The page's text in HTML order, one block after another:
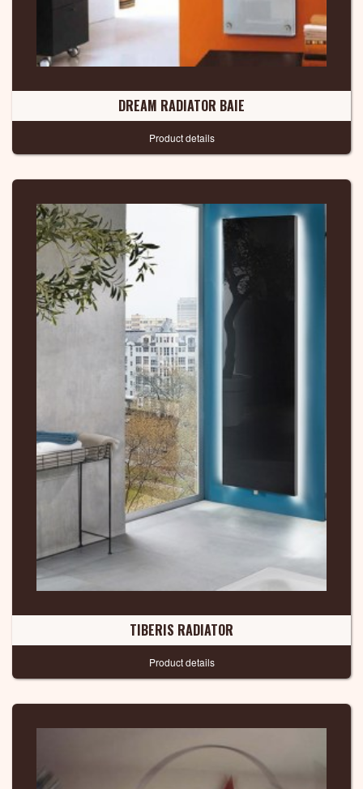
DREAM RADIATOR BAIE
Product details
TIBERIS RADIATOR
Product details